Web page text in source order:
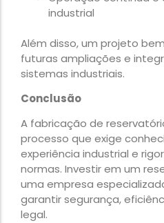
industrial
Além disso, um projeto
futuras ampliações e
sistemas industriais.
Conclusão
A fabricação de
processo que exige
experiência industrial e
normas. Investir em um
uma empresa
garantir segurança,
legal.